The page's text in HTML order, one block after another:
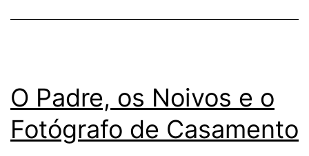
O Padre, os Noivos e o
Fotógrafo de Casamento